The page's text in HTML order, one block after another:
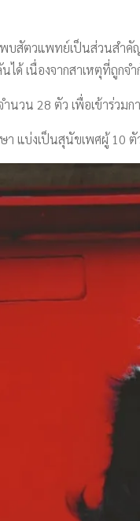
พบสัตวแพทย์เป็นส่วนส
ได้ เนื่องจากสาเหตุที่ถู
นวน 28 ตัว เพื่อเข้าร่ว
แบ่งเป็นสุนัขเพศผู้ 10